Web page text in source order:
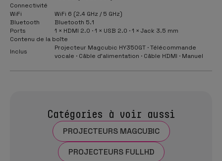
Connectivité
WiFi
WiFi 6 (2.4 GHz / 5 GHz)
Bluetooth
Bluetooth 5.1
Ports
1 × HDMI 2.0 · 1 × USB 2.0 · 1 × Jack 3.5 mm
Contenu de la boîte
Inclus
Projecteur Magcubic HY350GT · Télécommande
vocale · Câble d’alimentation · Câble HDMI · Manuel
Catégories à voir aussi
PROJECTEURS MAGCUBIC
PROJECTEURS FULLHD